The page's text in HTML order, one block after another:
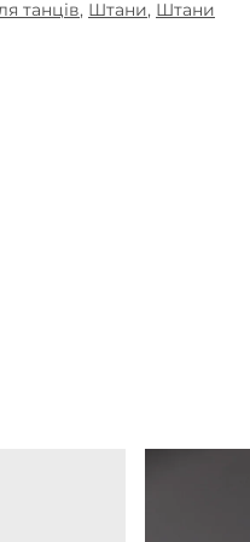
танців, Штани, Штани